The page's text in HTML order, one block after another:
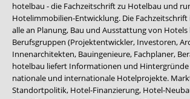
hotelbau - die Fachzeitschrift zu Hotelbau und
Hotelimmobilien-Entwicklung. Die Fachzeitschrift
alle an Planung, Bau und Ausstattung von
Berufsgruppen (Projektentwickler, Investoren,
Innenarchitekten, Bauingenieure, Fachplaner,
hotelbau liefert Informationen und
nationale und internationale Hotelprojekte.
Standortpolitik, Hotel-Finanzierung, Hotel-